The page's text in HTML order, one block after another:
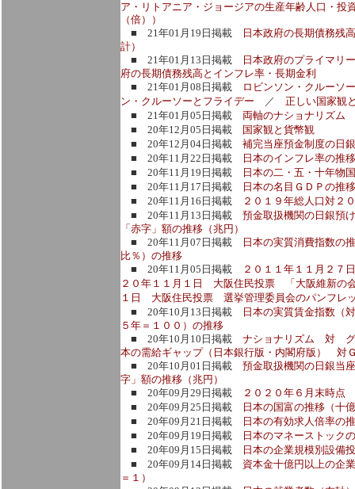
ア・リトアニア・ジョージアの生産年齢人口・
（倍））
■ 21年01月19日掲載
日本政府の長期債務残
計）
■ 21年01月13日掲載
日本政府のプライマリ
府の長期債務残高とインフレ率・長期金利
■ 21年01月08日掲載
ロビンソン・クルーソ
ン・クルーソーとフライデー ／ 正しい国家観
■ 21年01月05日掲載 両軸のナショナリズム
■ 20年12月05日掲載
国家観と貨幣観
■ 20年12月04日掲載 補完当座預金制度の日
■ 20年11月22日掲載
日本のインフレ率の推
■ 20年11月19日掲載
日本の二・五・十年物
■ 20年11月17日掲載
日本の名目ＧＤＰの推
■ 20年11月16日掲載
２０１９年総人口対２
■ 20年11月13日掲載 預金取扱機関の日銀預
「赤字」額の推移（兆円）
■ 20年11月07日掲載
日本の実質消費指数の
比％）の推移
■ 20年11月05日掲載
２０１１年１１月２
２０年１１月１日 大阪住民投票 「大阪維新の
１日 大阪住民投票 選挙管理委員会のパンフレ
■ 20年10月13日掲載
日本の実質賃金指数（
５年＝１００）の推移
■ 20年10月10日掲載 ナショナリズム 対 グ
本の需給ギャップ（日本銀行版・内閣府版） 対
■ 20年10月01日掲載 預金取扱機関の日銀当
字」額の推移（兆円）
■ 20年09月29日掲載
２０２０年６月末時点
■ 20年09月25日掲載
日本の国富の推移（十
■ 20年09月21日掲載
日本の有効求人倍率の
■ 20年09月19日掲載 日本のマネーストック
■ 20年09月15日掲載
日本の企業規模別設備
■ 20年09月14日掲載 資本金十億円以上の企
＝１）